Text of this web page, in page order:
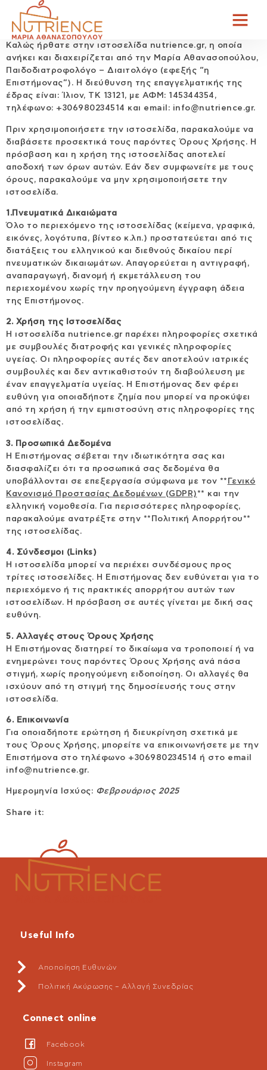
Καλώς ήρθατε στην ιστοσελίδα nutrience.gr, η οποία
ανήκει και διαχειρίζεται από την Μαρία Αθανασοπούλου,
Παιδοδιατροφολόγο – Διαιτολόγο (εφεξής “η
Επιστήμονας”). Η διεύθυνση της επαγγελματικής της
έδρας είναι: Ίλιον, ΤΚ 13121, με ΑΦΜ: 145344354,
τηλέφωνο: +306980234514 και email: info@nutrience.gr.
Πριν χρησιμοποιήσετε την ιστοσελίδα, παρακαλούμε να
διαβάσετε προσεκτικά τους παρόντες Όρους Χρήσης. Η
πρόσβαση και η χρήση της ιστοσελίδας αποτελεί
αποδοχή των όρων αυτών. Εάν δεν συμφωνείτε με τους
όρους, παρακαλούμε να μην χρησιμοποιήσετε την
ιστοσελίδα.
1.Πνευματικά Δικαιώματα
Όλο το περιεχόμενο της ιστοσελίδας (κείμενα, γραφικά,
εικόνες, λογότυπα, βίντεο κ.λπ.) προστατεύεται από τις
διατάξεις του ελληνικού και διεθνούς δικαίου περί
πνευματικών δικαιωμάτων. Απαγορεύεται η αντιγραφή,
αναπαραγωγή, διανομή ή εκμετάλλευση του
περιεχομένου χωρίς την προηγούμενη έγγραφη άδεια
της Επιστήμονος.
2. Χρήση της Ιστοσελίδας
Η ιστοσελίδα nutrience.gr παρέχει πληροφορίες σχετικά
με συμβουλές διατροφής και γενικές πληροφορίες
υγείας. Οι πληροφορίες αυτές δεν αποτελούν ιατρικές
συμβουλές και δεν αντικαθιστούν τη διαβούλευση με
έναν επαγγελματία υγείας. Η Επιστήμονας δεν φέρει
ευθύνη για οποιαδήποτε ζημία που μπορεί να προκύψει
από τη χρήση ή την εμπιστοσύνη στις πληροφορίες της
ιστοσελίδας.
3. Προσωπικά Δεδομένα
Η Επιστήμονας σέβεται την ιδιωτικότητα σας και
διασφαλίζει ότι τα προσωπικά σας δεδομένα θα
υποβάλλονται σε επεξεργασία σύμφωνα με τον ** Γενικό
Κανονισμό Προστασίας Δεδομένων (GDPR)** και την
ελληνική νομοθεσία. Για περισσότερες πληροφορίες,
παρακαλούμε ανατρέξτε στην **Πολιτική Απορρήτου**
της ιστοσελίδας.
4. Σύνδεσμοι (Links)
Η ιστοσελίδα μπορεί να περιέχει συνδέσμους προς
τρίτες ιστοσελίδες. Η Επιστήμονας δεν ευθύνεται για το
περιεχόμενο ή τις πρακτικές απορρήτου αυτών των
ιστοσελίδων. Η πρόσβαση σε αυτές γίνεται με δική σας
ευθύνη.
5. Αλλαγές στους Όρους Χρήσης
Η Επιστήμονας διατηρεί το δικαίωμα να τροποποιεί ή να
ενημερώνει τους παρόντες Όρους Χρήσης ανά πάσα
στιγμή, χωρίς προηγούμενη ειδοποίηση. Οι αλλαγές θα
ισχύουν από τη στιγμή της δημοσίευσής τους στην
ιστοσελίδα.
6. Επικοινωνία
Για οποιαδήποτε ερώτηση ή διευκρίνηση σχετικά με
τους Όρους Χρήσης, μπορείτε να επικοινωνήσετε με την
Επιστήμονα στο τηλέφωνο +306980234514 ή στο email
info@nutrience.gr.
Ημερομηνία Ισχύος: Φεβρουάριος 2025
Share it:
Useful Info
Αποποίηση Ευθυνών
Πολιτική Ακύρωσης – Αλλαγή Συνεδρίας
Connect online
Facebook
Instagram